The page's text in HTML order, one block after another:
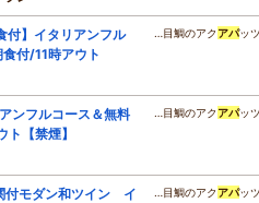
付】イタリアンフル
付/11時アウト
…目鯛のアクアパッ
ンフルコース＆無料
【禁煙】
…目鯛のアクアパッ
付モダン和ツイン イ
…目鯛のアクアパッ